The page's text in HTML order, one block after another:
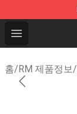
Open menu
홈/RM 제품정보/